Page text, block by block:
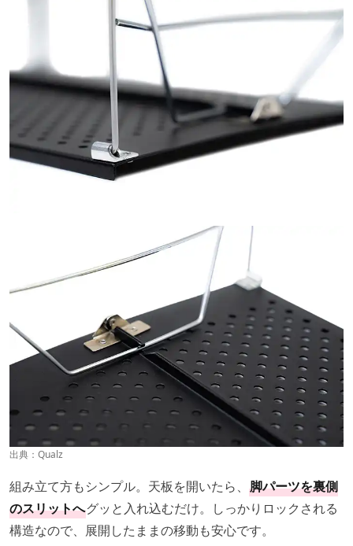
出典： Qualz
組み立て方もシンプル。天板を開いたら、 脚パーツを裏側
のスリットへグッと入れ込むだけ。しっかりロックされる
構造なので、展開したままの移動も安心です。